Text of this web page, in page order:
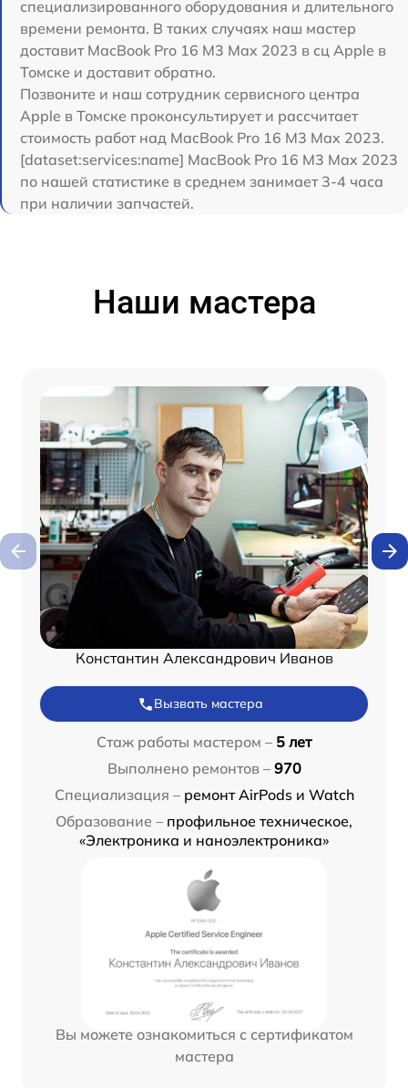
специализированного оборудования и длительного
времени ремонта. В таких случаях наш мастер
доставит MacBook Pro 16 M3 Max 2023 в сц Apple в
Томске и доставит обратно.
Позвоните и наш сотрудник сервисного центра
Apple в Томске проконсультирует и рассчитает
стоимость работ над MacBook Pro 16 M3 Max 2023.
[dataset:services:name] MacBook Pro 16 M3 Max 2023
по нашей статистике в среднем занимает 3-4 часа
при наличии запчастей.
Наши мастера
Константин Александрович Иванов
Вызвать мастера
Стаж работы мастером – 5 лет
Выполнено ремонтов – 970
Специализация – ремонт AirPods и Watch
Образование – профильное техническое,
«Электроника и наноэлектроника»
Вы можете ознакомиться с сертификатом
мастера